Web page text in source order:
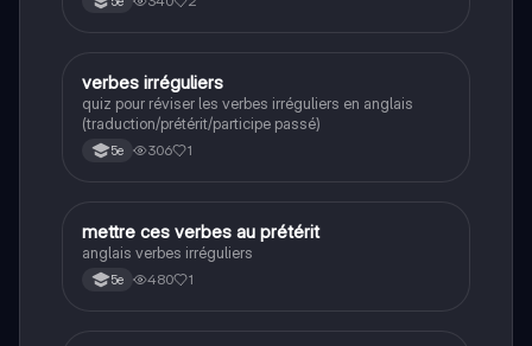
VAnglais
verbes irréguliers
quiz pour réviser les verbes irréguliers en anglais
(traduction/prétérit/participe passé)
5e 306 1
MAnglais
mettre ces verbes au prétérit
anglais verbes irréguliers
5e 480 1